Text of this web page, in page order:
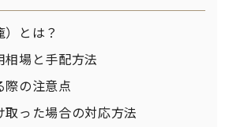
とは？
場と手配方法
際の注意点
取った場合の対応方法